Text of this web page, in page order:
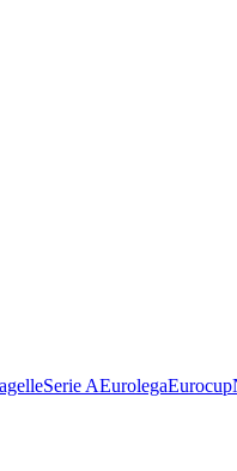
Serie AEurolegaEurocup